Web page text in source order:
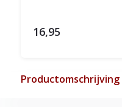
16,95
Productomschrijving